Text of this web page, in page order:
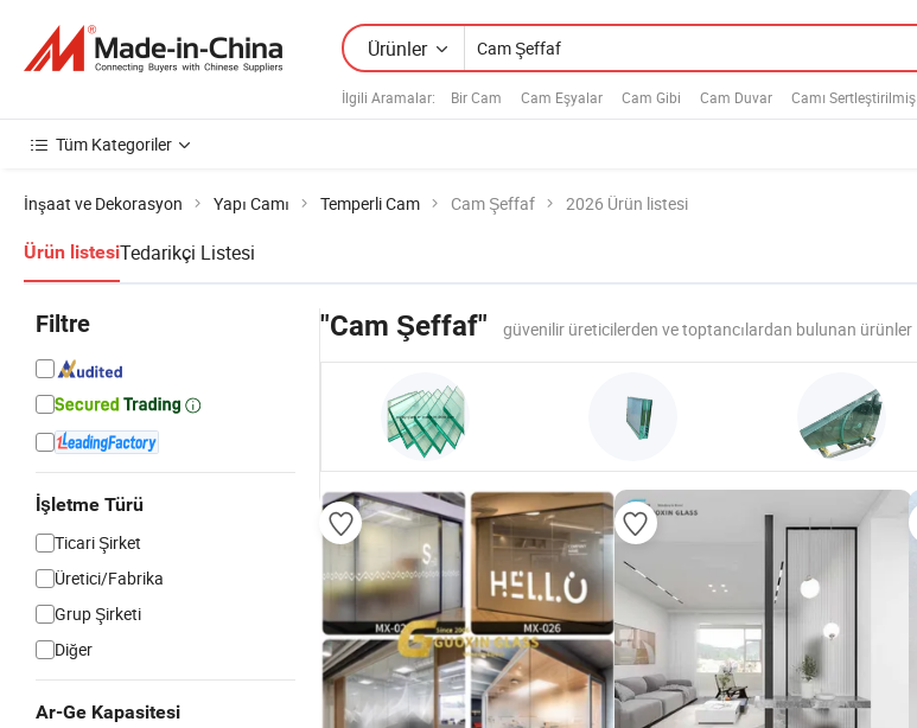
Ürünler
İlgili Aramalar: Bir Cam Cam Eşyalar Cam Gibi Cam Duvar Camı Sertleştirilmiş
Tüm Kategoriler
İnşaat ve Dekorasyon Yapı Camı Temperli Cam Cam Şeffaf 2026 Ürün listesi
Ürün listesiTedarikçi Listesi
Filtre
İşletme Türü
Ticari Şirket
Üretici/Fabrika
Grup Şirketi
Diğer
Ar-Ge Kapasitesi
"Cam Şeffaf" güvenilir üreticilerden ve toptancılardan bulunan ürünler